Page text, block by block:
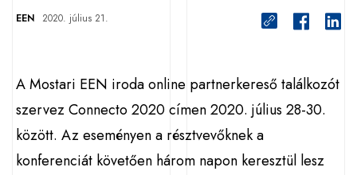
EEN 2020. július 21.
A Mostari EEN iroda online partnerkereső találkozót
szervez Connecto 2020 címen 2020. július 28-30.
között. Az eseményen a résztvevőknek a
konferenciát követően három napon keresztül lesz